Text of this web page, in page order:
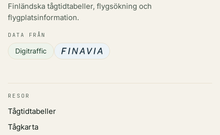
Finländska tågtidtabeller, flygsökning och
flygplatsinformation.
DATA FRÅN
Digitraffic
RESOR
Tågtidtabeller
Tågkarta